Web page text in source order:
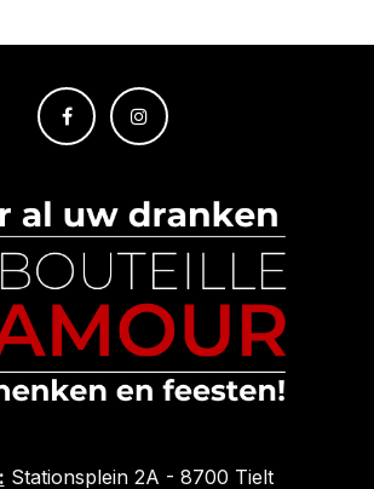
Stationsplein 2A - 8700 Tielt